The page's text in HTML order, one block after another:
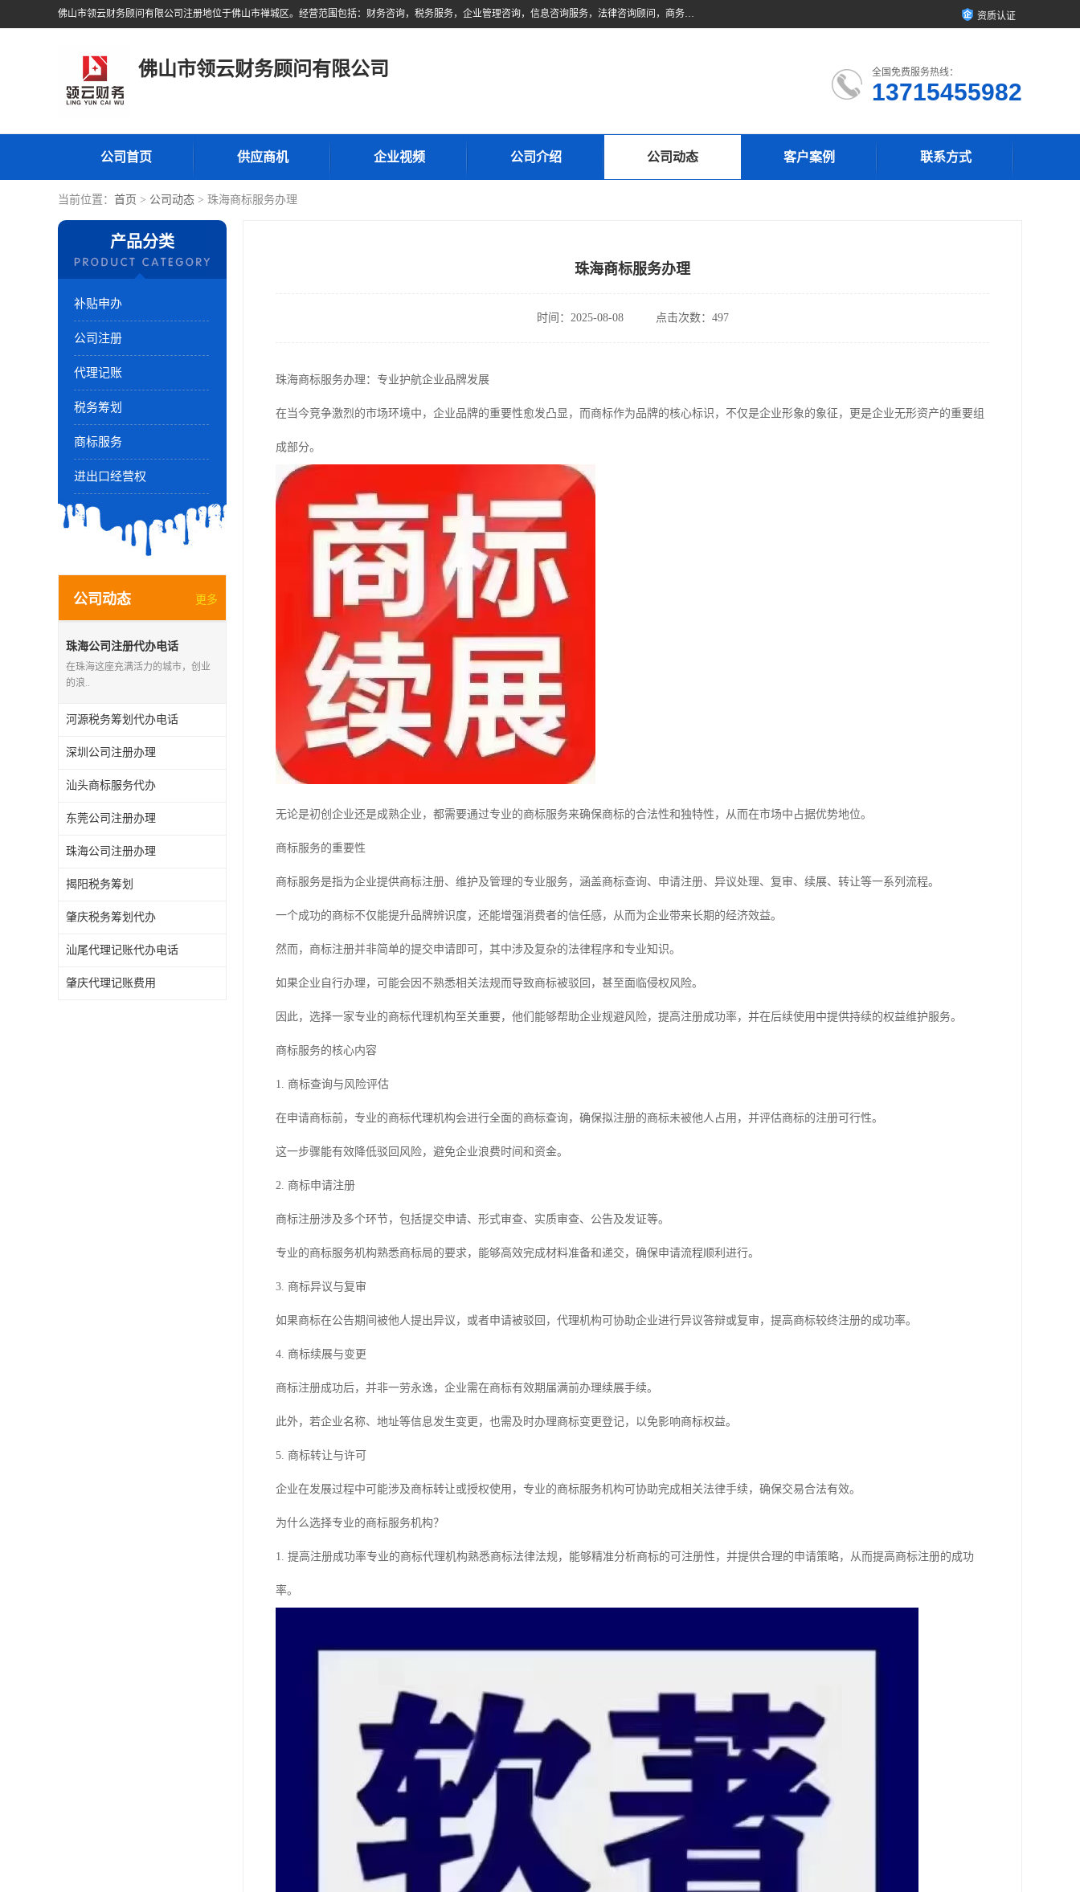
佛山市领云财务顾问有限公司注册地位于佛山市禅城区。经营范围包括：财务咨询，税务服务，企业管理咨询，信息咨询服务，法律咨询顾问，商务代理代办等服务；主要项目有：代理记账，旧账账务处理，疑难账务处理，建账审账；纳税申报，网上申请发票，企业税务分析、审查与评估；注册个体工商户，注册公司，公司注销；企业名称、地址、法人、股东、经营范围、营业期限等资料变更；商标注册、商标转让。财税审计、税务咨询、公司年审。 资质认证
佛山市领云财务顾问有限公司 全国免费服务热线：
13715455982
公司首页 供应商机 企业视频 公司介绍 公司动态 客户案例 联系方式
当前位置： 首页 > 公司动态 > 珠海商标服务办理
产品分类
补贴申办
公司注册
代理记账
税务筹划
商标服务
进出口经营权
公司动态 更多
珠海公司注册代办电话
在珠海这座充满活力的城市，创业
的浪..
河源税务筹划代办电话
深圳公司注册办理
汕头商标服务代办
东莞公司注册办理
珠海公司注册办理
揭阳税务筹划
肇庆税务筹划代办
汕尾代理记账代办电话
肇庆代理记账费用
珠海商标服务办理
时间：2025-08-08 点击次数：497
珠海商标服务办理：专业护航企业品牌发展
在当今竞争激烈的市场环境中，企业品牌的重要性愈发凸显，而商标作为品牌的核心标识，不仅是企业形象的象征，更是企业无形资产的重要组
成部分。
无论是初创企业还是成熟企业，都需要通过专业的商标服务来确保商标的合法性和独特性，从而在市场中占据优势地位。
商标服务的重要性
商标服务是指为企业提供商标注册、维护及管理的专业服务，涵盖商标查询、申请注册、异议处理、复审、续展、转让等一系列流程。
一个成功的商标不仅能提升品牌辨识度，还能增强消费者的信任感，从而为企业带来长期的经济效益。
然而，商标注册并非简单的提交申请即可，其中涉及复杂的法律程序和专业知识。
如果企业自行办理，可能会因不熟悉相关法规而导致商标被驳回，甚至面临侵权风险。
因此，选择一家专业的商标代理机构至关重要，他们能够帮助企业规避风险，提高注册成功率，并在后续使用中提供持续的权益维护服务。
商标服务的核心内容
1. 商标查询与风险评估
在申请商标前，专业的商标代理机构会进行全面的商标查询，确保拟注册的商标未被他人占用，并评估商标的注册可行性。
这一步骤能有效降低驳回风险，避免企业浪费时间和资金。
2. 商标申请注册
商标注册涉及多个环节，包括提交申请、形式审查、实质审查、公告及发证等。
专业的商标服务机构熟悉商标局的要求，能够高效完成材料准备和递交，确保申请流程顺利进行。
3. 商标异议与复审
如果商标在公告期间被他人提出异议，或者申请被驳回，代理机构可协助企业进行异议答辩或复审，提高商标较终注册的成功率。
4. 商标续展与变更
商标注册成功后，并非一劳永逸，企业需在商标有效期届满前办理续展手续。
此外，若企业名称、地址等信息发生变更，也需及时办理商标变更登记，以免影响商标权益。
5. 商标转让与许可
企业在发展过程中可能涉及商标转让或授权使用，专业的商标服务机构可协助完成相关法律手续，确保交易合法有效。
为什么选择专业的商标服务机构？
1. 提高注册成功率专业的商标代理机构熟悉商标法律法规，能够精准分析商标的可注册性，并提供合理的申请策略，从而提高商标注册的成功
率。